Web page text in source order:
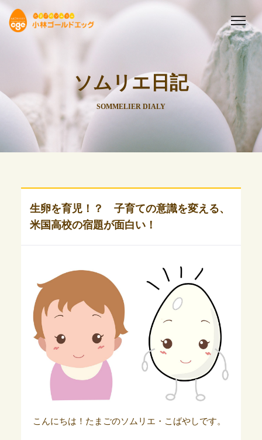
ソムリエ日記
SOMMELIER DIALY
生卵を育児！？ 子育ての意識を変える、
米国高校の宿題が面白い！
こんにちは！たまごのソムリエ・こばやしです。